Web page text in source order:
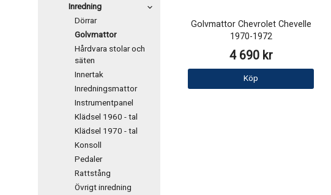
Inredning
Dörrar
Golvmattor
Hårdvara stolar och
säten
Innertak
Inredningsmattor
Instrumentpanel
Klädsel 1960 - tal
Klädsel 1970 - tal
Konsoll
Pedaler
Rattstång
Övrigt inredning
Golvmattor Chevrolet Chevelle
1970-1972
4 690 kr
Köp